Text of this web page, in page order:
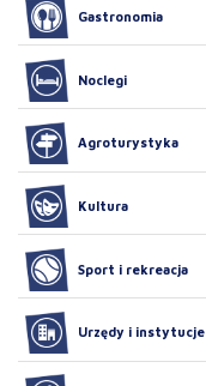
Gastronomia
Noclegi
Agroturystyka
Kultura
Sport i rekreacja
Urzędy i instytucje